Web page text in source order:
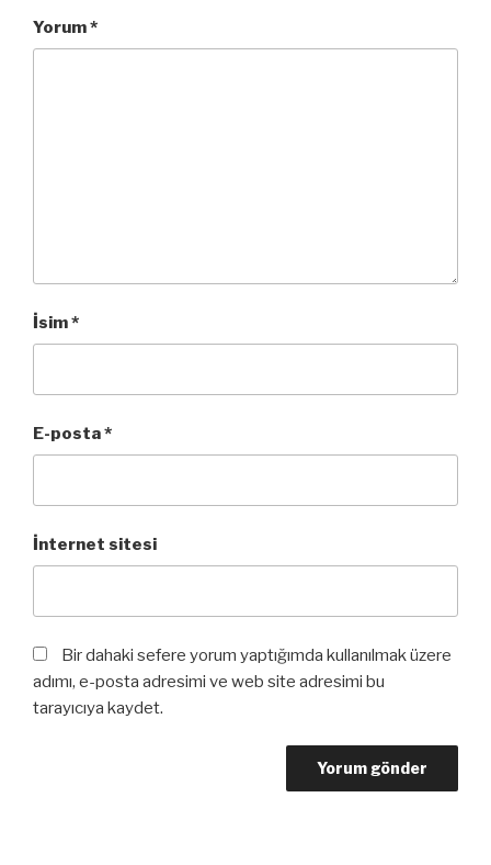
Yorum*
İsim*
E-posta*
İnternet sitesi
Bir dahaki sefere yorum yaptığımda kullanılmak üzere
adımı, e-posta adresimi ve web site adresimi bu
tarayıcıya kaydet.